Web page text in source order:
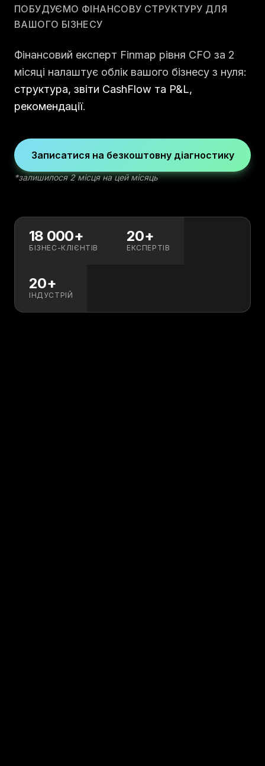
ПОБУДУЄМО ФІНАНСОВУ СТРУКТУРУ ДЛЯ
ВАШОГО БІЗНЕСУ
Фінансовий експерт Finmap рівня CFO за 2
місяці налаштує облік вашого бізнесу з нуля:
структура, звіти CashFlow та P&L,
рекомендації.
Записатися на безкоштовну діагностику
*залишилося 2 місця на цей місяць
18 000+
БІЗНЕС-КЛІЄНТІВ
20+
ЕКСПЕРТІВ
20+
ІНДУСТРІЙ